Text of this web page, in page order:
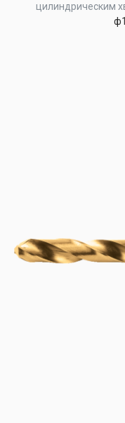
цилиндрическим